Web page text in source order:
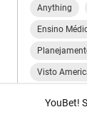
Anything
Ensino
Visto
YouBet!